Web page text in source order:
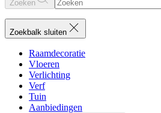
Zoeken
Zoekbalk sluiten
Raamdecoratie
Vloeren
Verlichting
Verf
Tuin
Aanbiedingen